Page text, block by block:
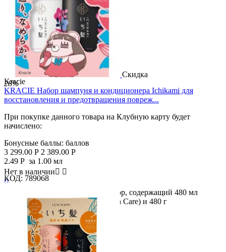
Скидка
28%
Kracie
KRACIE Набор шампуня и кондиционера Ichikami для
восстановления и предотвращения повреж...
При покупке данного товара на Клубную карту будет
начислено:
Бонусные баллы: баллов
3 299.00 Р 2 389.00 Р
2.49 Р за 1.00 мл
Нет в наличии 

Описание продукта Парный набор, содержащий 480 мл
шампуня Ichikami (Smooth Smooth Care) и 480 г
кондиционера...
КОД: 789068